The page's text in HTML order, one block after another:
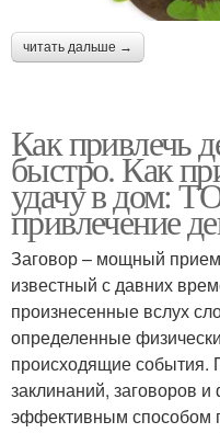
читать дальше →
Как привлечь
быстро. Как
удачу в дом:
привлечение
Заговор – мощный прием
известный с давних
произнесенные вслух
определенные
происходящие события.
заклинаний, заговоров
эффективным способом